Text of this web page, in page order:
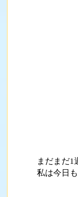
まだまだ1
私は今日